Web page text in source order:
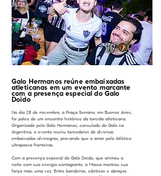
Galo Hermanos reúne embaixadas
atleticanas em um evento marcante
com a presença especial do Galo
Doido
No dia 28 de novembro, a Praça Serrano, em Buenos Aires,
foi palco de um encontro histórico da torcida atleticana.
Organizado pelo Galo Hermanos, consulado do Galo na
Argentina, o evento reuniu torcedores de diversas
embaixadas alvinegras, provando que o amor pelo Atlético
ultrapassa fronteiras.
Com a presença especial do Galo Doido, que animou a
noite com sua energia contagiante, a Massa mostrou sua
força mais uma vez. Entre bandeiras, cânticos e abraços